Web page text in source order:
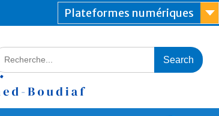
Plateformes numériques